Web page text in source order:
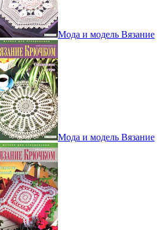
Мода и модель Вязание
Мода и модель Вязание